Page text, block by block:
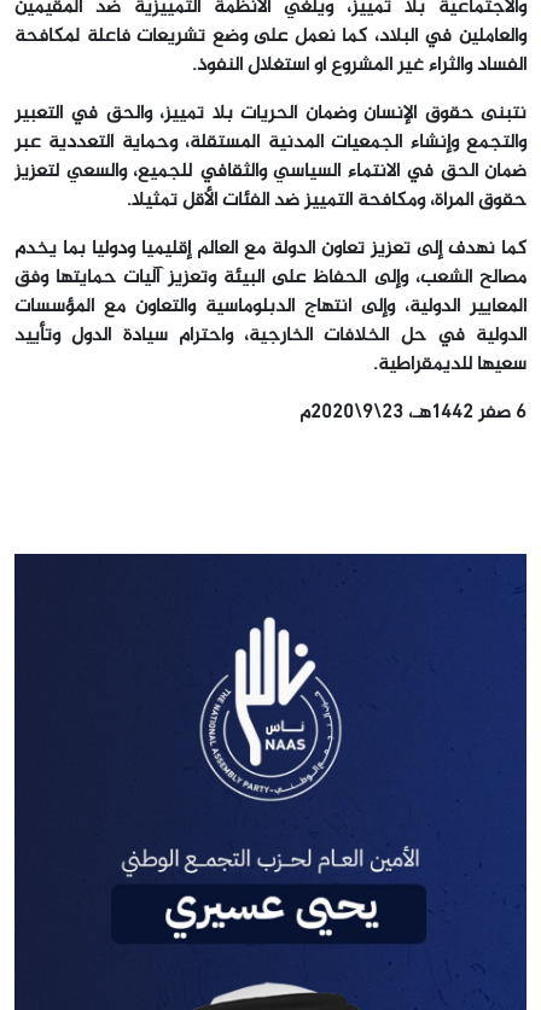
والاجتماعية بلا تمييز، ويلغي الأنظمة التمييزية ضد المقيمين
والعاملين في البلاد، كما نعمل على وضع تشريعات فاعلة لمكافحة
الفساد والثراء غير المشروع أو استغلال النفوذ.
نتبنى حقوق الإنسان وضمان الحريات بلا تمييز، والحق في التعبير
والتجمع وإنشاء الجمعيات المدنية المستقلة، وحماية التعددية عبر
ضمان الحق في الانتماء السياسي والثقافي للجميع، والسعي لتعزيز
حقوق المرأة، ومكافحة التمييز ضد الفئات الأقل تمثيلا.
كما نهدف إلى تعزيز تعاون الدولة مع العالم إقليميا ودوليا بما يخدم
مصالح الشعب، وإلى الحفاظ على البيئة وتعزيز آليات حمايتها وفق
المعايير الدولية، وإلى انتهاج الدبلوماسية والتعاون مع المؤسسات
الدولية في حل الخلافات الخارجية، واحترام سيادة الدول وتأييد
سعيها للديمقراطية.
6 صفر 1442هـ، 23\9\2020م